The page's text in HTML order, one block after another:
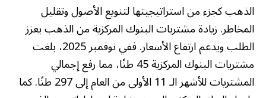
الذهب كجزء من استراتيجيتها لتنويع الأصول وتقليل
المخاطر. زيادة مشتريات البنوك المركزية من الذهب يعزز
الطلب ويدعم ارتفاع الأسعار. ففي نوفمبر 2025، بلغت
مشتريات البنوك المركزية 45 طنًا، مما رفع إجمالي
المشتريات للأشهر الـ 11 الأولى من العام إلى 297 طنًا. كما